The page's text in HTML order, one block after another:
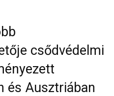
csődvédelmi
és Ausztriában